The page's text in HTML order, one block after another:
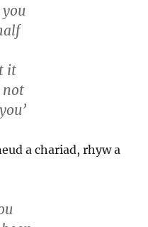
it
a chariad, rhyw a